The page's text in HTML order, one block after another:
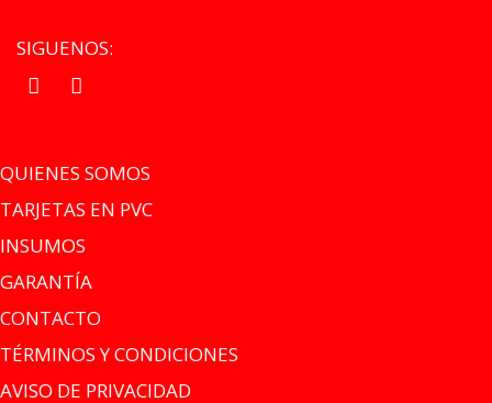
SIGUENOS:
QUIENES SOMOS
TARJETAS EN PVC
INSUMOS
GARANTÍA
CONTACTO
TÉRMINOS Y CONDICIONES
AVISO DE PRIVACIDAD